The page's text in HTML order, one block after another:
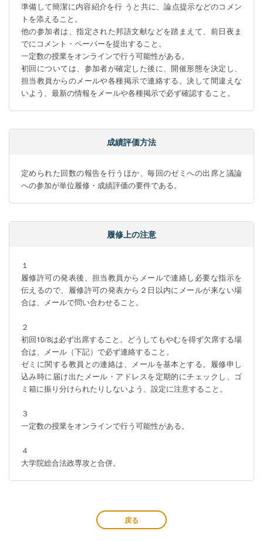
準備して簡潔に内容紹介を行 うと共に、論点提示などのコメン
トを添えること。
他の参加者は、指定された邦語文献などを踏まえて、前日夜ま
でにコメント・ペーパーを提出すること。
一定数の授業をオンラインで行う可能性がある。
初回については、参加者が確定した後に、開催形態を決定し、
担当教員からのメールや各種掲示で連絡する。決して間違えな
いよう、最新の情報をメールや各種掲示で必ず確認すること。
成績評価方法
定められた回数の報告を行うほか、毎回のゼミへの出席と議論
への参加が単位履修・成績評価の要件である。
履修上の注意
１
履修許可の発表後、担当教員からメールで連絡し必要な指示を
伝えるので、履修許可の発表から２日以内にメールが来ない場
合は、メールで問い合わせること。
２
初回10/8は必ず出席すること。どうしてもやむを得ず欠席する場
合は、メール（下記）で必ず連絡すること。
ゼミに関する教員との連絡は、メールを基本とする。履修申し
込み時に届け出たメール・アドレスを定期的にチェックし、ゴ
ミ箱に振り分けられたりしないよう、設定に注意すること。
３
一定数の授業をオンラインで行う可能性がある。
４
大学院総合法政専攻と合併。
戻る